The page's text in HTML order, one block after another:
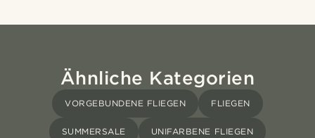
Ähnliche Kategorien
VORGEBUNDENE FLIEGEN FLIEGEN
SUMMERSALE UNIFARBENE FLIEGEN